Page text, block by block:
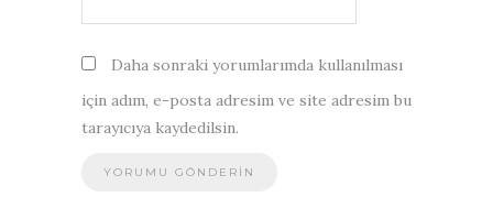
Daha sonraki yorumlarımda kullanılması
için adım, e-posta adresim ve site adresim bu
tarayıcıya kaydedilsin.